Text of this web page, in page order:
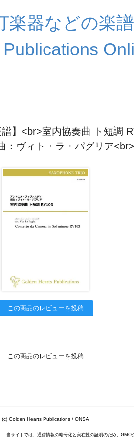
楽器などの楽
譜】<br>室内協奏曲 ト短調
ヴィト・ラ・パグリア
この商品のレビューを投稿
この商品のレビューを投稿
(c) Golden Hearts Publications / ONSA
当サイトでは、通信情報の暗号化と実在性の証明のため、GMO